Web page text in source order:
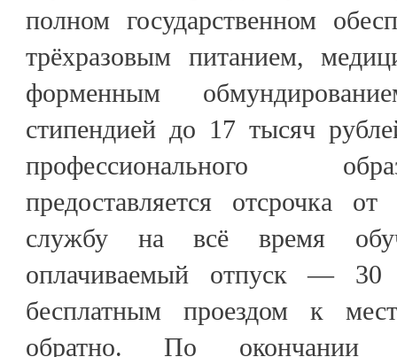
полном государственном
трёхразовым питанием,
форменным
стипендией до 17 тысяч
профессионального
предоставляется отсрочка
службу на всё время
оплачиваемый отпуск — 30
бесплатным проездом к
обратно. По окончании